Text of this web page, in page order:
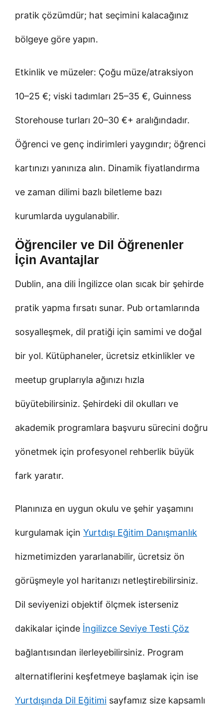
pratik çözümdür; hat seçimini kalacağınız
bölgeye göre yapın.
Etkinlik ve müzeler: Çoğu müze/atraksiyon
10–25 €; viski tadımları 25–35 €, Guinness
Storehouse turları 20–30 €+ aralığındadır.
Öğrenci ve genç indirimleri yaygındır; öğrenci
kartınızı yanınıza alın. Dinamik fiyatlandırma
ve zaman dilimi bazlı biletleme bazı
kurumlarda uygulanabilir.
Öğrenciler ve Dil Öğrenenler
İçin Avantajlar
Dublin, ana dili İngilizce olan sıcak bir şehirde
pratik yapma fırsatı sunar. Pub ortamlarında
sosyalleşmek, dil pratiği için samimi ve doğal
bir yol. Kütüphaneler, ücretsiz etkinlikler ve
meetup gruplarıyla ağınızı hızla
büyütebilirsiniz. Şehirdeki dil okulları ve
akademik programlara başvuru sürecini doğru
yönetmek için profesyonel rehberlik büyük
fark yaratır.
Planınıza en uygun okulu ve şehir yaşamını
kurgulamak için Yurtdışı Eğitim Danışmanlık
hizmetimizden yararlanabilir, ücretsiz ön
görüşmeyle yol haritanızı netleştirebilirsiniz.
Dil seviyenizi objektif ölçmek isterseniz
dakikalar içinde İngilizce Seviye Testi Çöz
bağlantısından ilerleyebilirsiniz. Program
alternatiflerini keşfetmeye başlamak için ise
Yurtdışında Dil Eğitimi sayfamız size kapsamlı